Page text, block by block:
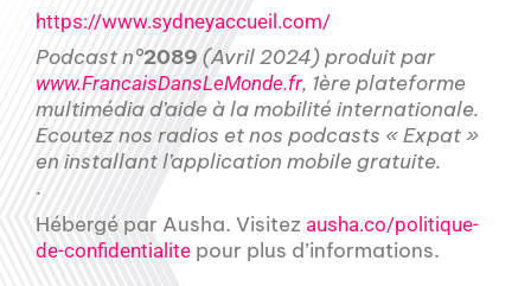
https://www.sydneyaccueil.com/
Podcast n°2089 (Avril 2024) produit par
www.FrancaisDansLeMonde.fr, 1ère plateforme
multimédia d’aide à la mobilité internationale.
Ecoutez nos radios et nos podcasts « Expat »
en installant l’application mobile gratuite.
.
Hébergé par Ausha. Visitez ausha.co/politique-
de-confidentialite pour plus d’informations.